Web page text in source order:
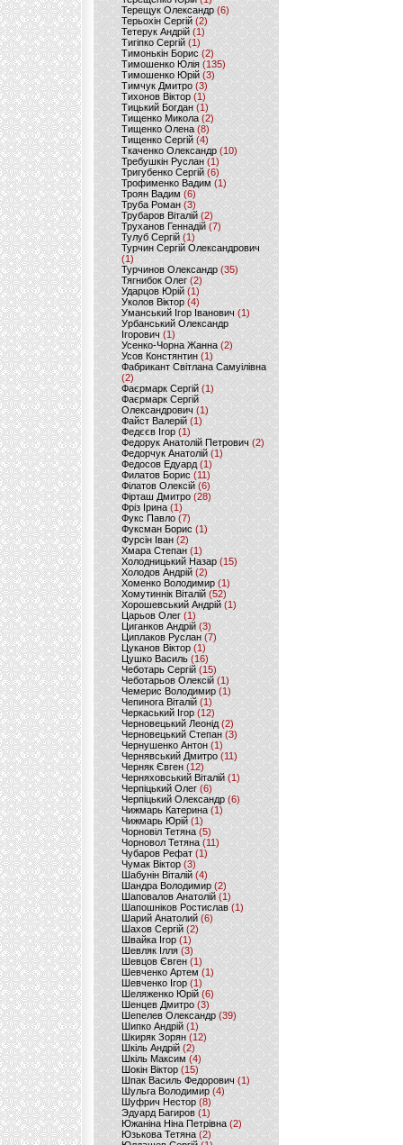
Терещук Олександр(6)
Терьохін Сергій (2)
Тетерук Андрій (1)
Тигіпко Сергій(1)
Тимонькін Борис (2)
Тимошенко Юлія (135)
Тимошенко Юрій(3)
Тимчук Дмитро (3)
Тихонов Віктор (1)
Тицький Богдан (1)
Тищенко Микола (2)
Тищенко Олена (8)
Тищенко Сергій (4)
Ткаченко Олександр (10)
Требушкін Руслан (1)
Тригубенко Сергій(6)
Трофименко Вадим (1)
Троян Вадим (6)
Труба Роман(3)
Трубаров Віталій (2)
Труханов Геннадій (7)
Тулуб Сергій(1)
Турчин Сергій Олександрович
(1)
Турчинов Олександр(35)
Тягнибок Олег (2)
Ударцов Юрій (1)
Уколов Віктор(4)
Уманський Ігор Іванович(1)
Урбанський Олександр
Ігорович (1)
Усенко-Чорна Жанна (2)
Усов Констянтин(1)
Фабрикант Світлана Самуілівна
(2)
Фаєрмарк Сергій(1)
Фаєрмарк Сергій
Олександрович (1)
Файст Валерій(1)
Федєєв Ігор (1)
Федорук Анатолій Петрович (2)
Федорчук Анатолій (1)
Федосов Едуард (1)
Филатов Борис (11)
Філатов Олексій (6)
Фірташ Дмитро (28)
Фріз Ірина (1)
Фукс Павло (7)
Фуксман Борис (1)
Фурсін Іван (2)
Хмара Степан(1)
Холодницький Назар(15)
Холодов Андрій (2)
Хоменко Володимир (1)
Хомутиннік Віталій (52)
Хорошевський Андрій (1)
Царьов Олег (1)
Циганков Андрій (3)
Циплаков Руслан(7)
Цуканов Віктор (1)
Цушко Василь (16)
Чеботарь Сергій (15)
Чеботарьов Олексій (1)
Чемерис Володимир (1)
Чепинога Віталій (1)
Черкаський Ігор (12)
Черновецький Леонід(2)
Черновецький Степан (3)
Чернушенко Антон (1)
Чернявський Дмитро(11)
Черняк Євген(12)
Черняховський Віталій (1)
Черпіцький Олег (6)
Черпіцький Олександр (6)
Чижмарь Катерина (1)
Чижмарь Юрій (1)
Чорновіл Тетяна (5)
Чорновол Тетяна (11)
Чубаров Рефат (1)
Чумак Віктор(3)
Шабунін Віталій (4)
Шандра Володимир (2)
Шаповалов Анатолій(1)
Шапошніков Ростислав(1)
Шарий Анатолий(6)
Шахов Сергій(2)
Швайка Ігор (1)
Шевляк Ілля (3)
Шевцов Євген (1)
Шевченко Артем(1)
Шевченко Ігор(1)
Шеляженко Юрій (6)
Шенцев Дмитро (3)
Шепелев Олександр (39)
Шипко Андрій(1)
Шкиряк Зорян(12)
Шкіль Андрій(2)
Шкіль Максим (4)
Шокін Віктор (15)
Шпак Василь Федорович (1)
Шульга Володимир (4)
Шуфрич Нестор(8)
Эдуард Багиров (1)
Южаніна Ніна Петрівна (2)
Юзькова Тетяна(2)